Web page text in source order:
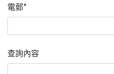
電郵*
查詢內容